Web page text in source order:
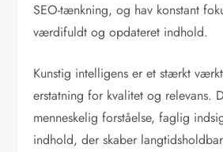
SEO-tænkning, og hav konstant
værdifuldt og opdateret indhold.
Kunstig intelligens er et stærkt
erstatning for kvalitet og relevans.
menneskelig forståelse, faglig
indhold, der skaber